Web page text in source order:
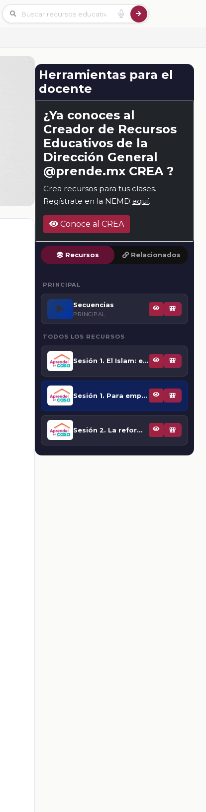
Herramientas para el
docente
¿Ya conoces al
Creador de Recursos
Educativos de la
Dirección General
@prende.mx CREA ?
Crea recursos para tus clases.
Regístrate en la NEMD aquí.
Conoce al CREA
Recursos Relacionados
PRINCIPAL
▶️ Secuencias
PRINCIPAL
🎒
TODOS LOS RECURSOS
Sesión 1. El Islam: el pasado y el presente 🎒
Sesión 1. Para empezar 🎒
Sesión 2. La reforma soviética de Gorbachov 🎒